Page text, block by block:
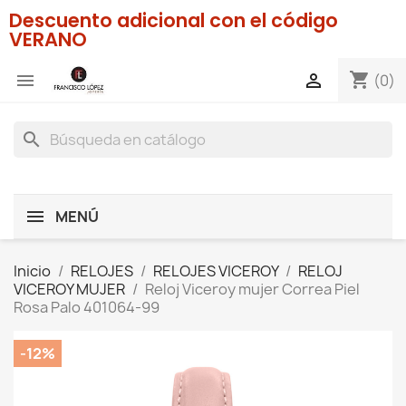
Descuento adicional con el código
VERANO
 shopping_cart (0)

search
MENÚ
Inicio RELOJES RELOJES VICEROY
RELOJ
VICEROY MUJER
Reloj Viceroy mujer Correa Piel
Rosa Palo 401064-99
-12%